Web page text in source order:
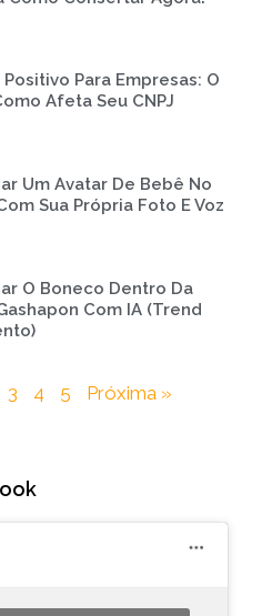
Para Empresas: O
Afeta Seu CNPJ
Um Avatar De Bebê No
Sua Própria Foto E Voz
O Boneco Dentro Da
Com IA (Trend
3 4 5 Próxima »